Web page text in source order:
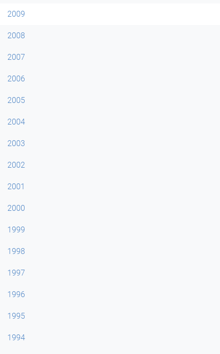
2009
2008
2007
2006
2005
2004
2003
2002
2001
2000
1999
1998
1997
1996
1995
1994